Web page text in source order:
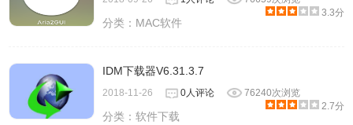
3.3分
分类： MAC软件
IDM下载器V6.31.3.7
2018-11-26 0人评论
76240次浏览
2.7分
分类：软件下载